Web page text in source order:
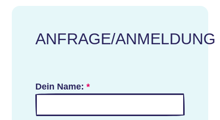
ANFRAGE/ANMELDUNG
Dein Name: *